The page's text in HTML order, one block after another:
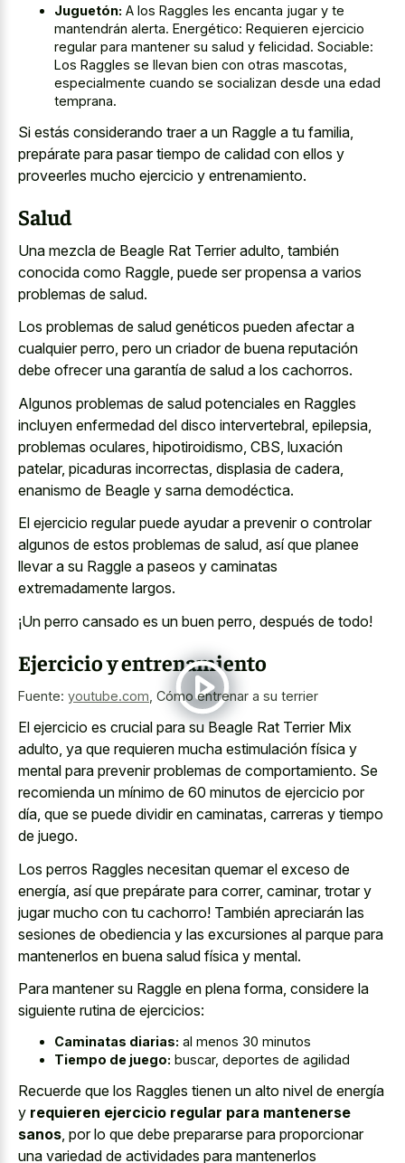
Juguetón: A los Raggles les encanta jugar y te
mantendrán alerta. Energético: Requieren ejercicio
regular para mantener su salud y felicidad. Sociable:
Los Raggles se llevan bien con otras mascotas,
especialmente cuando se socializan desde una edad
temprana.
Si estás considerando traer a un Raggle a tu familia,
prepárate para pasar tiempo de calidad con ellos y
proveerles mucho ejercicio y entrenamiento.
Salud
Una mezcla de Beagle Rat Terrier adulto, también
conocida como Raggle, puede ser propensa a varios
problemas de salud.
Los problemas de salud genéticos pueden afectar a
cualquier perro, pero un criador de buena reputación
debe ofrecer una garantía de salud a los cachorros.
Algunos problemas de salud potenciales en Raggles
incluyen enfermedad del disco intervertebral, epilepsia,
problemas oculares, hipotiroidismo, CBS, luxación
patelar, picaduras incorrectas, displasia de cadera,
enanismo de Beagle y sarna demodéctica.
El ejercicio regular puede ayudar a prevenir o controlar
algunos de estos problemas de salud, así que planee
llevar a su Raggle a paseos y caminatas
extremadamente largos.
¡Un perro cansado es un buen perro, después de todo!
Ejercicio y entrenamiento
Fuente: youtube.com Cómo entrenar a su terrier
El ejercicio es crucial para su Beagle Rat Terrier Mix
adulto, ya que requieren mucha estimulación física y
mental para prevenir problemas de comportamiento. Se
recomienda un mínimo de 60 minutos de ejercicio por
día, que se puede dividir en caminatas, carreras y tiempo
de juego.
Los perros Raggles necesitan quemar el exceso de
energía, así que prepárate para correr, caminar, trotar y
jugar mucho con tu cachorro! También apreciarán las
sesiones de obediencia y las excursiones al parque para
mantenerlos en buena salud física y mental.
Para mantener su Raggle en plena forma, considere la
siguiente rutina de ejercicios:
Caminatas diarias: al menos 30 minutos
Tiempo de juego: buscar, deportes de agilidad
Recuerde que los Raggles tienen un alto nivel de energía
y requieren ejercicio regular para mantenerse
sanos, por lo que debe prepararse para proporcionar
una variedad de actividades para mantenerlos